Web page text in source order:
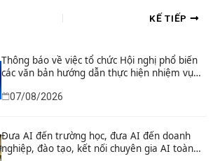
KẾ TIẾP
Thông báo về việc tổ chức Hội nghị phổ biến
các văn bản hướng dẫn thực hiện nhiệm vụ
nghiên cứu và phát triển công nghệ chiến
lược thuộc Chương trình khoa học, công
07/08/2026
Đưa AI đến trường học, đưa AI đến doanh
nghiệp, đào tạo, kết nối chuyên gia AI toàn